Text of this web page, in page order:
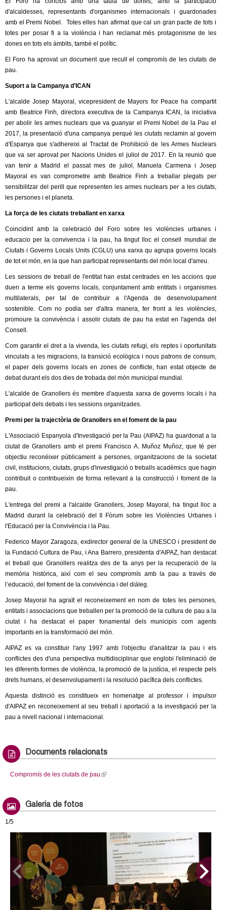
l
)
a
l
)
n
k
i
s
n
a
d'alcaldesses, representants d'organismes internacionals i guardonades
amb el Premi Nobel. Totes elles han afirmat que cal un gran pacte de tots i
totes per posar fi a la violència i han reclamat més protagonisme de les
dones en tots els àmbits, també el polític.
El Foro ha aprovat un document que recull el compromís de les ciutats de
pau.
Suport a la Campanya d'ICAN
L'alcalde Josep Mayoral, vicepresident de Mayors for Peace ha compartit
amb Beatrice Finh, directora executiva de la Campanya ICAN, la iniciativa
per abolir les armes nuclears que va guanyar el Premi Nobel de la Pau el
2017, la presentació d'una campanya perquè les ciutats reclamin al govern
d'Espanya que s'adhereixi al Tractat de Prohibició de les Armes Nuclears
que va ser aprovat per Nacions Unides el juliol de 2017. En la reunió que
van tenir a Madrid el passat mes de juliol, Manuela Carmena i Josep
Mayoral es van comprometre amb Beatrice Finh a treballar plegats per
sensibilitzar del perill que representen les armes nuclears per a les ciutats,
les persones i el planeta.
La força de les ciutats treballant en xarxa
Coincidint amb la celebració del Foro sobre les violències urbanes i
educacio per la convivencia i la pau, ha tingut lloc el consell mundial de
Ciutats i Governs Locals Units (CGLU) una xarxa qu agrupa governs locals
de tot el món, en la que han participat representants del món local d'arreu.
Les sessions de treball de l'entitat han estat centrades en les accions que
duen a terme els governs locals, conjuntament amb entitats i organismes
multilaterals, per tal de contribuir a l'Agenda de desenvolupament
sostenible. Com no podia ser d'altra manera, fer front a les violències,
promoure la convivència i assolir ciutats de pau ha estat en l'agenda del
Consell.
Com garantir el dret a la vivenda, les ciutats refugi, els reptes i oportunitats
vinculats a les migracions, la transició ecològica i nous patrons de consum,
el paper dels governs locals en zones de conflicte, han estat objecte de
debat durant els dos dies de trobada del món municipal mundial.
L'alcalde de Granollers és membre d'aquesta xarxa de governs locals i ha
participat dels debats i les sessions organitzades.
Premi per la trajectòria de Granollers en el foment de la pau
L'Associació Espanyola d'Investigació per la Pau (AIPAZ) ha guardonat a la
ciutat de Granollers amb el premi Francisco A. Muñoz Muñoz, que té per
objectiu reconèixer públicament a persones, organitzacions de la societat
civil, institucions, ciutats, grups d'investigació o treballs acadèmics que hagin
contribuit o contribueixin de forma rellevant a la construcció i foment de la
pau.
L'entrega del premi a l'alcalde Granollers, Josep Mayoral, ha tingut lloc a
Madrid durant la celebració del II Fòrum sobre les Violències Urbanes i
l'Educació per la Convivència i la Pau.
Federico Mayor Zaragoza, exdirector general de la UNESCO i president de
la Fundació Cultura de Pau, i Ana Barrero, presidenta d'AIPAZ, han destacat
el treball que Granollers realitza des de fa anys per la recuperació de la
memòria històrica, així com el seu compromís amb la pau a través de
l’educació, del foment de la convivència i del diàleg.
Josep Mayoral ha agraït el reconeixement en nom de totes les persones,
entitats i associacions que treballen per la promoció de la cultura de pau a la
ciutat i ha destacat el paper fonamental dels municipis com agents
importants en la transformació del món.
AIPAZ es va constituir l'any 1997 amb l'objectiu d'analitzar la pau i els
conflictes des d'una perspectiva multidisciplinar que englobi l'eliminació de
les diferents formes de violència, la promoció de la justícia, el respecte pels
drets humans, el desenvolupament i la resolució pacífica dels conflictes.
Aquesta distinció es constitueix en homenatge al professor i impulsor
d'AIPAZ en reconeixement al seu treball i aportació a la investigació per la
pau a nivell nacional i internacional.
Documents relacionats
Compromís de les ciutats de pau (
n
Galeria de fotos
1/5